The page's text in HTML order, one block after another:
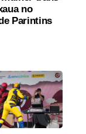
no
Parintins